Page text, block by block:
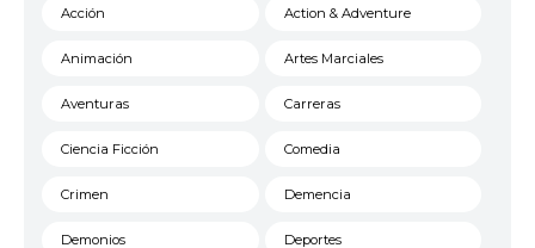
Acción Action & Adventure
Animación Artes Marciales
Aventuras Carreras
Ciencia Ficción Comedia
Crimen Demencia
Demonios Deportes